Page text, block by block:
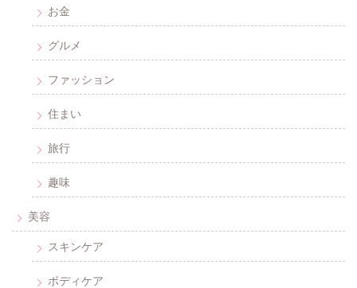
お金
グルメ
ファッション
住まい
旅行
趣味
美容
スキンケア
ボディケア